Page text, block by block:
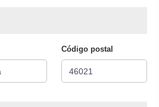
Código postal